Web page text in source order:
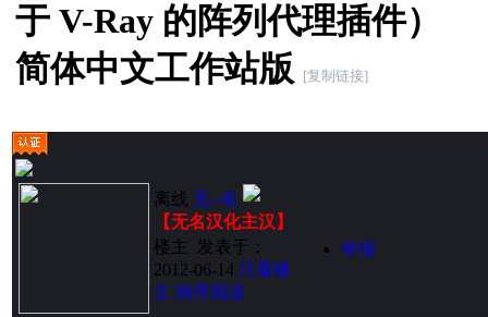
于 V-Ray 的阵列代理插件）
简体中文工作站版
[复制链接]
离线 无--名
【无名汉化主汉】
楼主
发表于：
2012-06-14 只看楼
主 倒序阅读
举报